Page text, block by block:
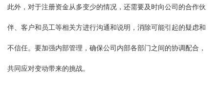
此外，对于注册资金从多变少的情况，还需要及时向公司的合作伙
伴、客户和员工等相关方进行沟通和说明，消除可能引起的疑虑和
不信任。要加强内部管理，确保公司内部各部门之间的协调配合，
共同应对变动带来的挑战。